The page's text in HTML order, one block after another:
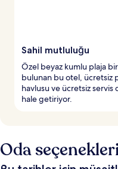
Sahil mutluluğu
Özel beyaz kumlu plaja
bulunan bu otel, ücretsiz
havlusu ve ücretsiz
hale getiriyor.
Oda